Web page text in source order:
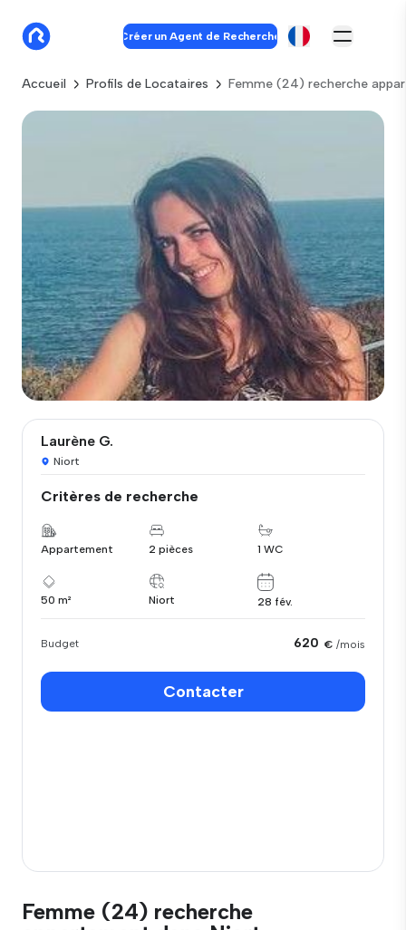
Créer un Agent de Recherche
Accueil Profils de Locataires Femme (24) recherche
Laurène G.
Niort
Critères de recherche
Appartement 2 pièces 1 WC
50 m² Niort 28 fév.
Budget 620 € /mois
Contacter
Femme (24) recherche